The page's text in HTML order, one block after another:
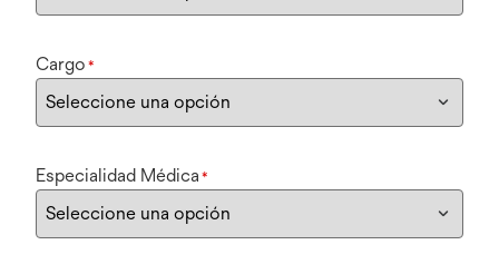
Cargo *
Especialidad Médica *